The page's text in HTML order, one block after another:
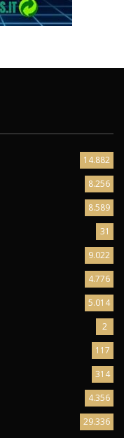
14.882
8.256
8.589
31
9.022
4.776
5.014
2
117
314
4.356
29.336